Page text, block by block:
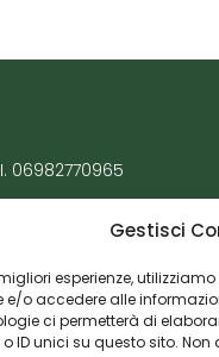
Gestisci
esperienze,
e/o accedere alle
ci permetterà di
ID unici su questo sito.
06982770965